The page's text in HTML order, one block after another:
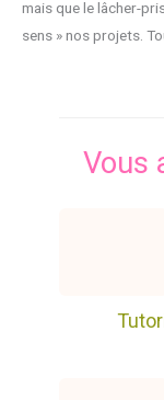
mais que le lâcher-
sens » nos projets.
Vous